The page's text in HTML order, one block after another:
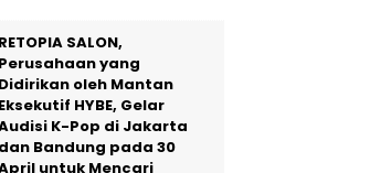
RETOPIA SALON,
Perusahaan yang
Didirikan oleh Mantan
Eksekutif HYBE, Gelar
K-Pop di Jakarta
dan Bandung pada 30
untuk Mencari